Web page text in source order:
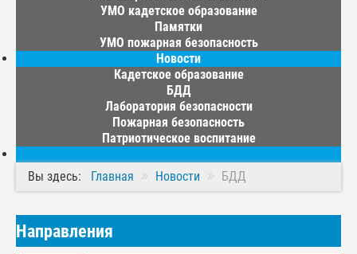
УМО кадетское образование
Памятки
УМО пожарная безопасность
Новости
Кадетское образование
БДД
Лаборатория безопасности
Пожарная безопасность
Патриотическое воспитание
Вы здесь: Главная Новости БДД
Направления